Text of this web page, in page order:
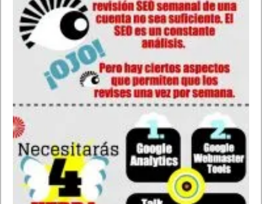
Now. Os dejamos los más útiles comandos de voz de Google
Now 2016, que posibilitan el poder utilizar nuestro smartphones
sin tocar el teléfono
Además le podemos sacar el máximo partido de esta
funcionalidad, ya que como podéis ver en el vídeo de este
articulo Google Now nos puede proporcionar casi cualquier tipo
de información gracias a la capacidad de búsqueda que nos
ofrece Google y la potencia del desarrollo de Google que
permite visualizar diferentes tarjetas con recomendaciones
como el tiempo, noticias, mapas, etc.